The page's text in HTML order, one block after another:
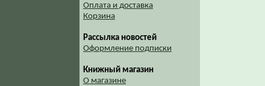
Оплата и доставка
Корзина
Рассылка новостей
Оформление подписки
Книжный магазин
О магазине